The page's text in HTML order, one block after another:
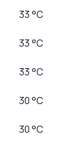
33°C
33°C
33°C
30°C
30°C